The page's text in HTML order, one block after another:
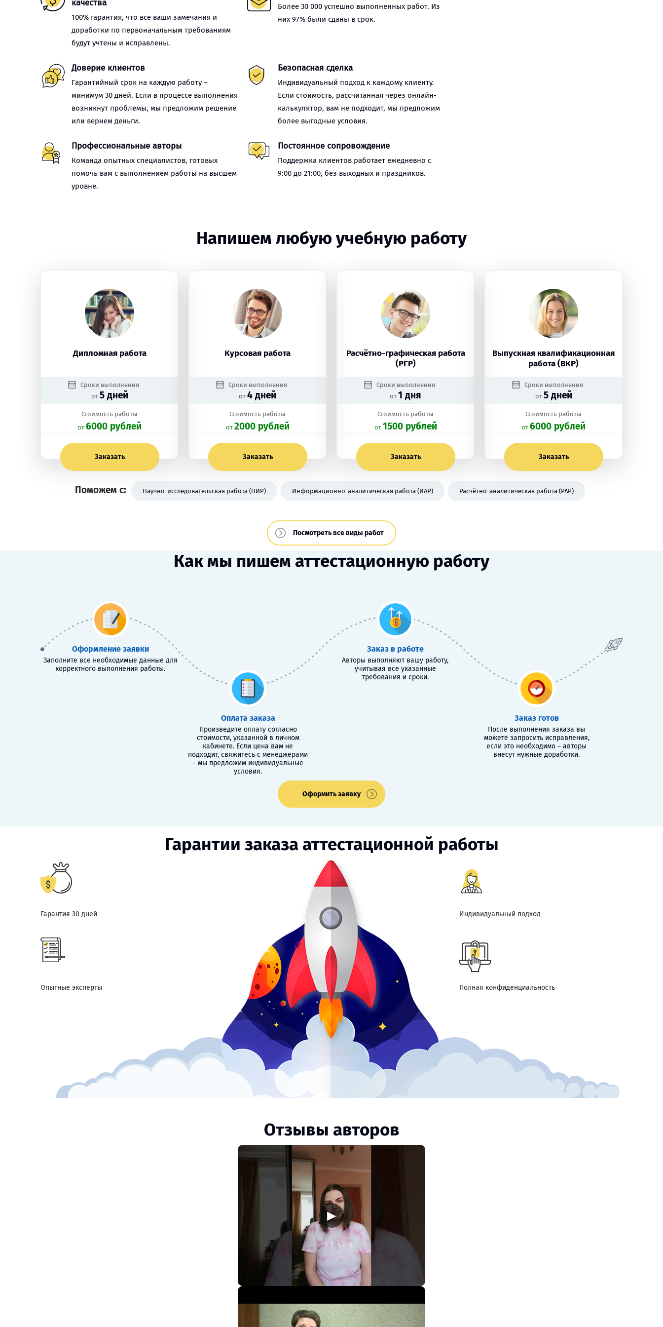
качества
100% гарантия, что все ваши замечания и
доработки по первоначальным требованиям
будут учтены и исправлены.
Более 30 000 успешно выполненных работ. Из
них 97% были сданы в срок.
Доверие клиентов
Гарантийный срок на каждую работу –
минимум 30 дней. Если в процессе выполнения
возникнут проблемы, мы предложим решение
или вернем деньги.
Безопасная сделка
Индивидуальный подход к каждому клиенту.
Если стоимость, рассчитанная через онлайн-
калькулятор, вам не подходит, мы предложим
более выгодные условия.
Профессиональные авторы
Команда опытных специалистов, готовых
помочь вам с выполнением работы на высшем
уровне.
Постоянное сопровождение
Поддержка клиентов работает ежедневно с
9:00 до 21:00, без выходных и праздников.
Напишем любую учебную работу
Дипломная работа
Сроки выполнения
от 5 дней
Стоимость работы
oт 6000 рублей
Заказать
Курсовая работа
Сроки выполнения
от 4 дней
Стоимость работы
oт 2000 рублей
Заказать
Расчётно-графическая работа
(РГР)
Сроки выполнения
от 1 дня
Стоимость работы
oт 1500 рублей
Заказать
Выпускная квалификационная
работа (ВКР)
Сроки выполнения
от 5 дней
Стоимость работы
oт 6000 рублей
Заказать
Поможем с: Научно-исследовательская работа (НИР) Информационно-аналитическая работа (ИАР) Расчётно-аналитическая работа (РАР)
Посмотреть все виды работ
Как мы пишем аттестационную работу
Оформление заявки
Заполните все необходимые данные для
корректного выполнения работы.
Оплата заказа
Произведите оплату согласно
стоимости, указанной в личном
кабинете. Если цена вам не
подходит, свяжитесь с менеджерами
– мы предложим индивидуальные
условия.
Заказ в работе
Авторы выполняют вашу работу,
учитывая все указанные
требования и сроки.
Заказ готов
После выполнения заказа вы
можете запросить исправления,
если это необходимо – авторы
внесут нужные доработки.
Оформить заявку
Гарантии заказа аттестационной работы
Гарантия 30 дней Индивидуальный подход
Опытные эксперты Полная конфиденциальность
Отзывы авторов
▶